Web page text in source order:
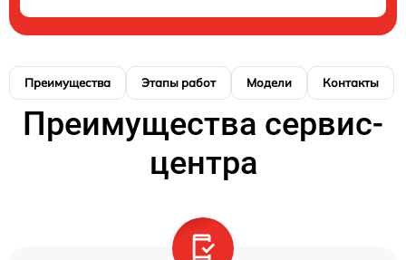
Преимущества Этапы работ Модели Контакты
Преимущества сервис-
центра